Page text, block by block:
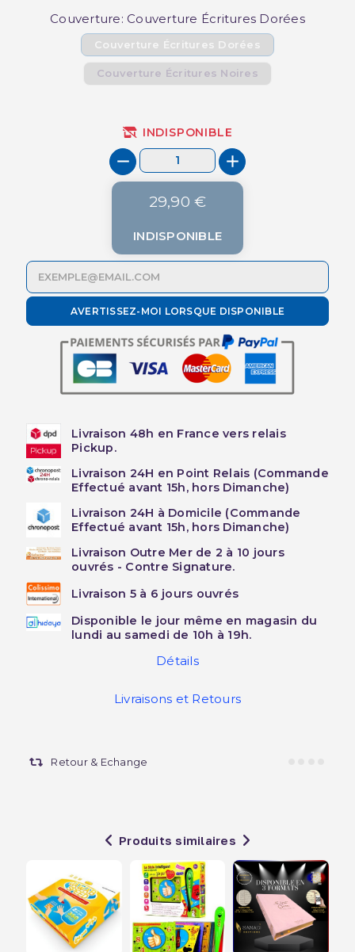
Couverture: Couverture Écritures Dorées
Couverture Écritures Dorées
Couverture Écritures Noires
INDISPONIBLE
29,90 €
INDISPONIBLE
AVERTISSEZ-MOI LORSQUE DISPONIBLE
Livraison 48h en France vers relais
Pickup.
Livraison 24H en Point Relais (Commande
Effectué avant 15h, hors Dimanche)
Livraison 24H à Domicile (Commande
Effectué avant 15h, hors Dimanche)
Livraison Outre Mer de 2 à 10 jours
ouvrés - Contre Signature.
Livraison 5 à 6 jours ouvrés
Disponible le jour même en magasin du
lundi au samedi de 10h à 19h.
Détails
Livraisons et Retours
Retour & Echange
Produits similaires